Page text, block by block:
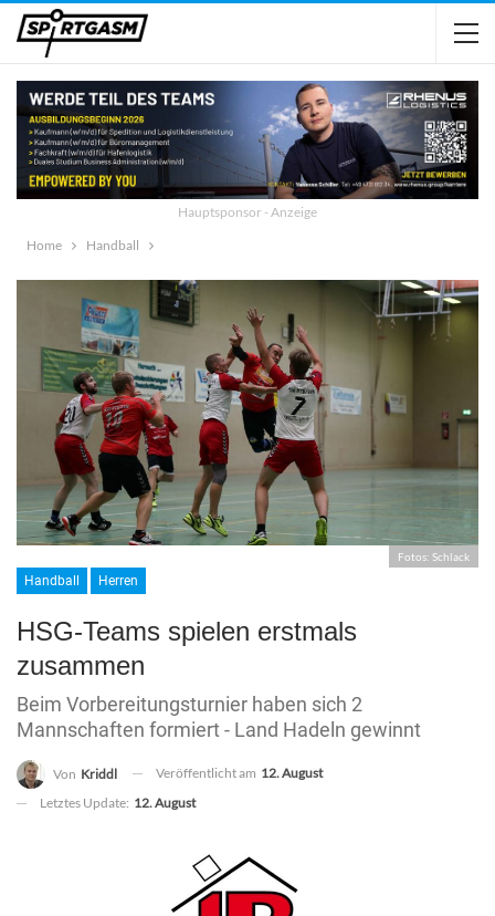
Hauptsponsor - Anzeige
Home
Handball
Fotos: Schlack
Handball Herren
HSG-Teams spielen erstmals
zusammen
Beim Vorbereitungsturnier haben sich 2
Mannschaften formiert - Land Hadeln gewinnt
Von Kriddl Veröffentlicht am 12. August
Letztes Update: 12. August